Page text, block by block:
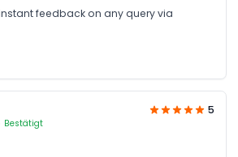
feedback on any query via
Bestätigt
5